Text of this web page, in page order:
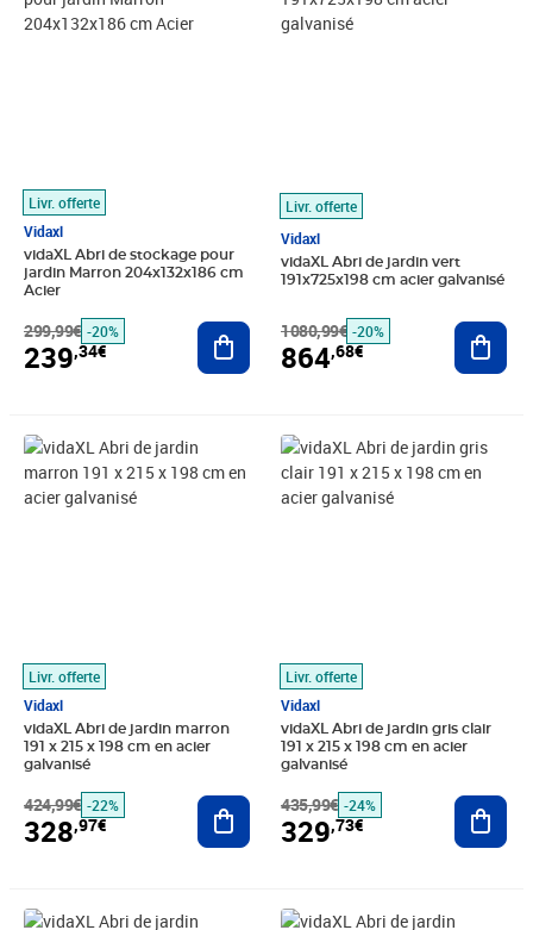
Livr. offerte
Vidaxl
vidaXL Abri de stockage pour
jardin Marron 204x132x186 cm
Acier
299,99€ -20%
239,34€
Ajouter au panier
Livr. offerte
Vidaxl
vidaXL Abri de jardin vert
191x725x198 cm acier galvanisé
1080,99€ -20%
864,68€
Livr. offerte
Vidaxl
vidaXL Abri de jardin marron
191 x 215 x 198 cm en acier
galvanisé
424,99€
Prix barré 424,99€
-22%
328,97€
Prix 328,97€
Ajouter au panier
Livr. offerte
Vidaxl
vidaXL Abri de jardin gris clair
191 x 215 x 198 cm en acier
galvanisé
435,99€
Prix barré 435,99€
-24%
329,73€
Prix 329,73€
Prix barré 1270,99€
Prix 1 020,65€ Prix barré 1037,99€
Prix 910,28€